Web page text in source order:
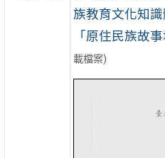
族教育文化知
「原住民族故
載檔案)